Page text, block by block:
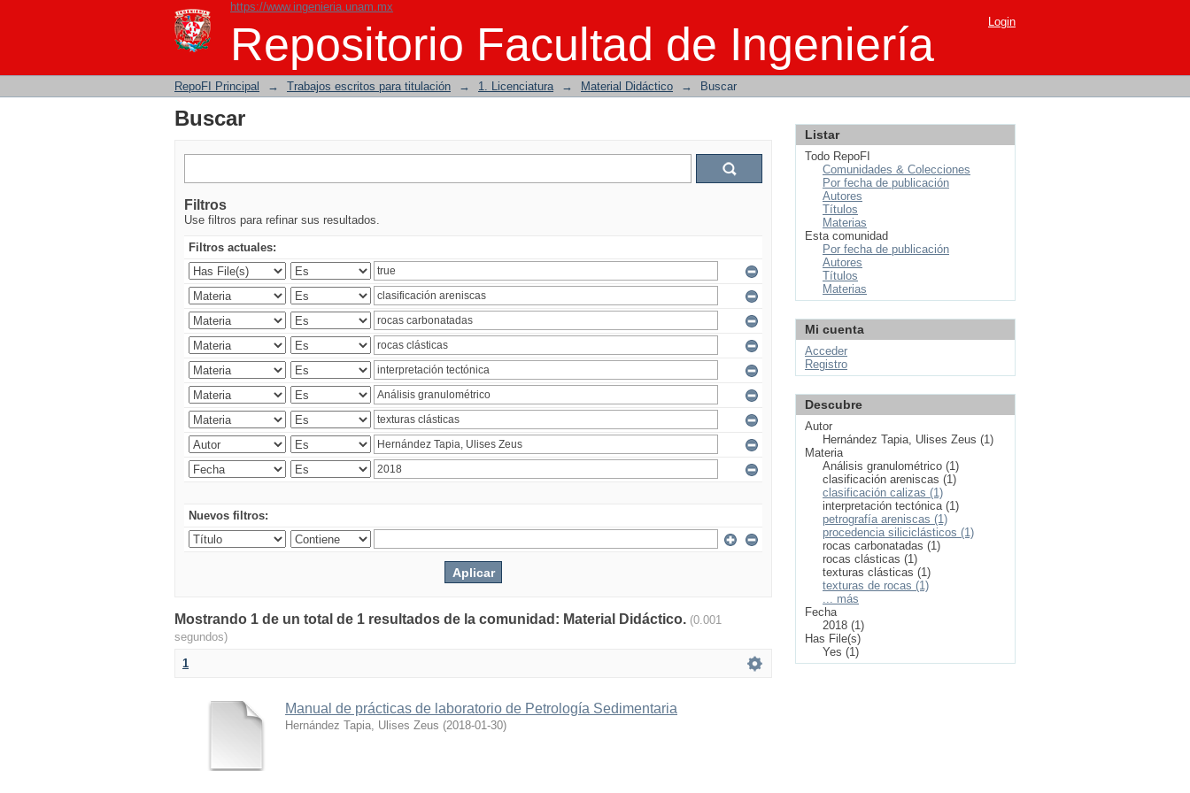
https://www.ingenieria.unam.mx
Repositorio Facultad de Ingeniería
Buscar Login
RepoFI Principal → Trabajos escritos para titulación → 1. Licenciatura → Material Didáctico → Buscar
Buscar
Filtros
Use filtros para refinar sus resultados.
Filtros actuales:
Nuevos filtros:
Mostrando 1 de un total de 1 resultados de la comunidad: Material Didáctico. (0.001
segundos)
1
Manual de prácticas de laboratorio de Petrología Sedimentaria
Hernández Tapia, Ulises Zeus (2018-01-30)
Listar
Todo RepoFI
Comunidades & Colecciones
Por fecha de publicación
Autores
Títulos
Materias
Esta comunidad
Por fecha de publicación
Autores
Títulos
Materias
Mi cuenta
Acceder
Registro
Descubre
Autor
Hernández Tapia, Ulises Zeus (1)
Materia
Análisis granulométrico (1)
clasificación areniscas (1)
clasificación calizas (1)
interpretación tectónica (1)
petrografía areniscas (1)
procedencia siliciclásticos (1)
rocas carbonatadas (1)
rocas clásticas (1)
texturas clásticas (1)
texturas de rocas (1)
... más
Fecha
2018 (1)
Has File(s)
Yes (1)